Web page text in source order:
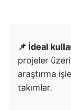
📌 İdeal
projeler
araştırma
takımlar.